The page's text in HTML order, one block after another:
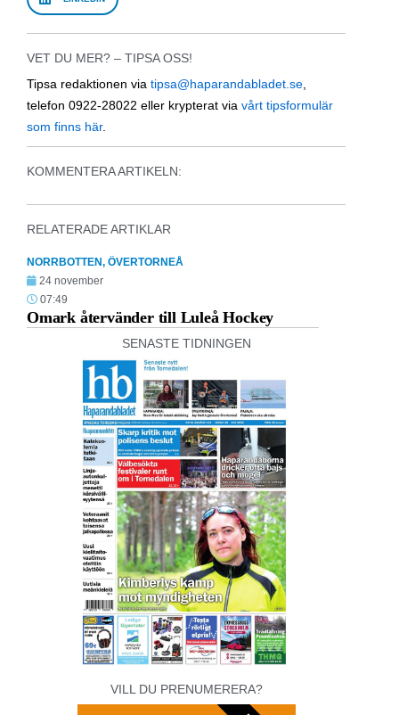
VET DU MER? – TIPSA OSS!
Tipsa redaktionen via tipsa@haparandabladet.se
telefon 0922-28022 eller krypterat via vårt tipsformulär
som finns här.
KOMMENTERA ARTIKELN:
RELATERADE ARTIKLAR
NORRBOTTEN, ÖVERTORNEÅ
24 november
07:49
Omark återvänder till Luleå Hockey
SENASTE TIDNINGEN
VILL DU PRENUMERERA?